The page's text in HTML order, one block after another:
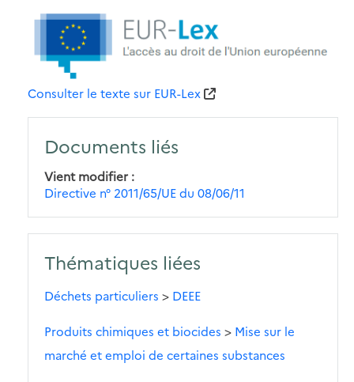
Consulter le texte sur EUR-Lex
Documents liés
Vient modifier
Directive n° 2011/65/UE du 08/06/11
Thématiques liées
Déchets particuliers > DEEE
Produits chimiques et biocides > Mise sur le
marché et emploi de certaines substances